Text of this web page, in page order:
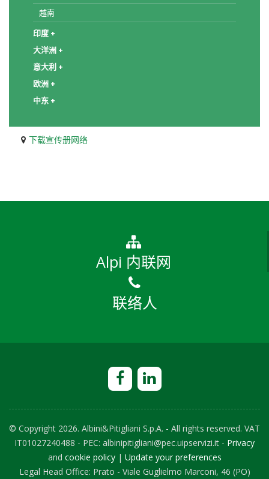
越南
印度 +
大洋洲 +
意大利 +
欧洲 +
中东 +
下载宣传册网络
Alpi 内联网
联络人
© Copyright 2026. Albini&Pitigliani S.p.A. - All rights reserved. VAT
IT01027240488 - PEC: albinipitigliani@pec.uipservizi.it - Privacy
and cookie policy| Update your preferences
Legal Head Office: Prato - Viale Guglielmo Marconi, 46 (PO)